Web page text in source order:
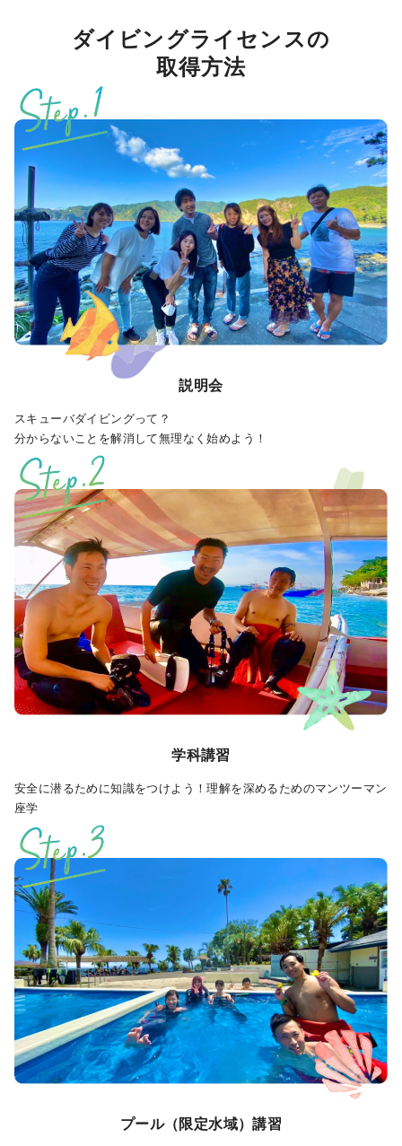
ダイビングライセンスの
取得方法
説明会
スキューバダイビングって？
分からないことを解消して無理なく始めよう！
学科講習
安全に潜るために知識をつけよう！理解を深めるためのマンツーマン
座学
プール（限定水域）講習